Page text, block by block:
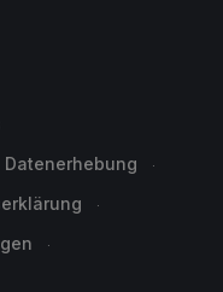
Datenerhebung